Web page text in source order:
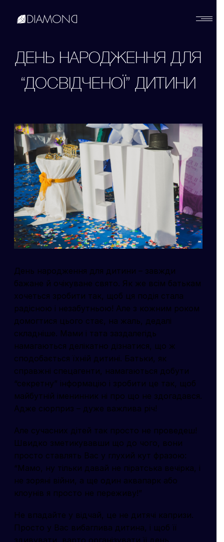
ДЕНЬ НАРОДЖЕННЯ ДЛЯ
“ДОСВІДЧЕНОЇ” ДИТИНИ
День народження для дитини – завжди
бажане й очікуване свято. Як же всім батькам
хочеться зробити так, щоб ця подія стала
радісною і незабутньою! Але з кожним роком
домогтися цього стає, на жаль, дедалі
складніше. Мами і тата заздалегідь
намагаються делікатно дізнатися, що ж
сподобається їхній дитині. Батьки, як
справжні спецагенти, намагаються добути
“секретну” інформацію і зробити це так, щоб
майбутній іменинник ні про що не здогадався.
Адже сюрприз – дуже важлива річ!
Але сучасних дітей так просто не проведеш!
Швидко зметикувавши що до чого, вони
просто ставлять Вас у глухий кут фразою:
“Мамо, ну тільки давай не піратська вечірка, і
не зоряні війни, а ще один аквапарк або
клоунів я просто не переживу!”
Не впадайте у відчай, це не дитячі капризи.
Просто у Вас вибаглива дитина, і щоб її
Українська
English